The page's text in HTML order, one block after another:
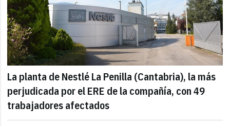
La planta de Nestlé La Penilla (Cantabria), la más
perjudicada por el ERE de la compañía, con 49
trabajadores afectados